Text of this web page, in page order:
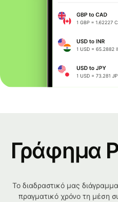
Γράφημα
Το διαδραστικό μας
πραγματικό χρόνο τη μέση